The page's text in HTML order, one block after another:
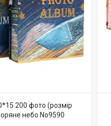
200 фото (розмір
небо No9590